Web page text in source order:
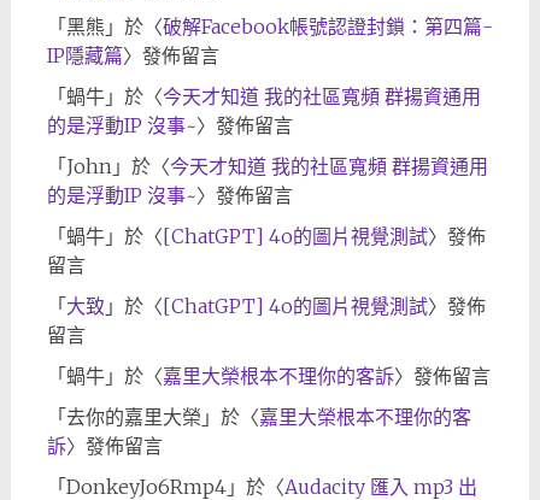
「 黑熊 」於〈破解Facebook帳號認證封鎖：第四篇-
IP隱藏篇〉發佈留言
「 蝸牛」於〈今天才知道 我的社區寬頻 群揚資通用
的是浮動IP 沒事~〉發佈留言
「 John」於〈今天才知道 我的社區寬頻 群揚資通用
的是浮動IP 沒事~〉發佈留言
「 蝸牛」於〈[ChatGPT] 4o的圖片視覺測試〉發佈
留言
「 大致 」於〈[ChatGPT] 4o的圖片視覺測試〉發佈
留言
「 蝸牛」於〈嘉里大榮根本不理你的客訴〉發佈留言
「 去你的嘉里大榮 」於〈嘉里大榮根本不理你的客
訴〉發佈留言
「 DonkeyJo6Rmp4」於〈Audacity 匯入 mp3 出